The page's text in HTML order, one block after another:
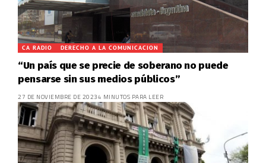
CA RADIO DERECHO A LA COMUNICACION
“Un país que se precie de soberano no puede
pensarse sin sus medios públicos”
27 DE NOVIEMBRE DE 20234 MINUTOS PARA LEER